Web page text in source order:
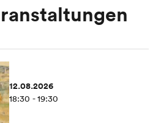
12.08.2026
18:30 - 19:30